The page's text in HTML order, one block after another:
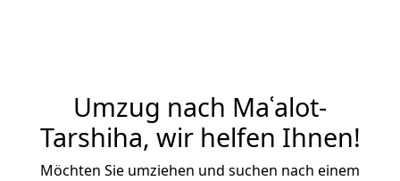
Umzug nach Maʿalot-
Tarshiha, wir helfen Ihnen!
Möchten Sie umziehen und suchen nach einem